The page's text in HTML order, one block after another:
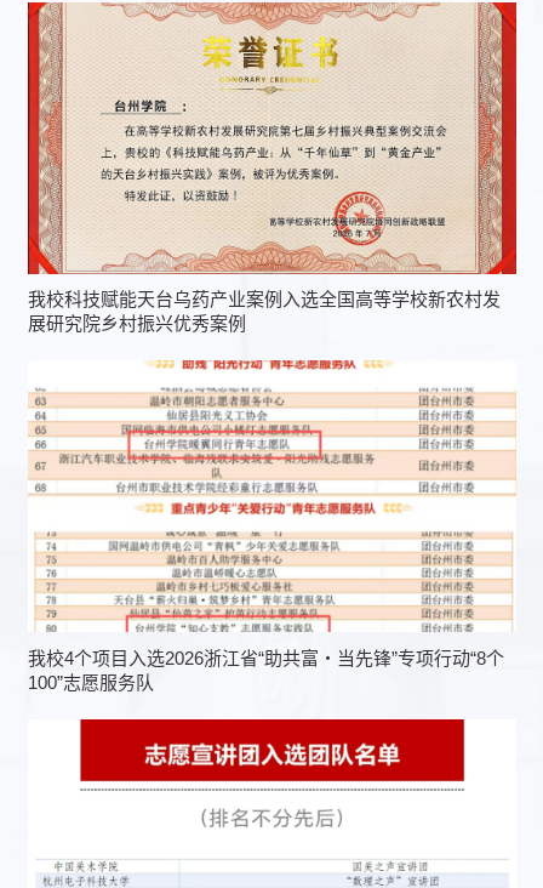
我校科技赋能天台乌药产业案例入选全国高等学校新农村发
展研究院乡村振兴优秀案例
我校4个项目入选2026浙江省“助共富・当先锋”专项行动“8个
100”志愿服务队